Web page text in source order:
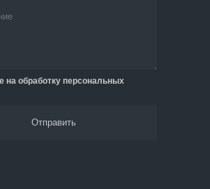
на обработку персональных